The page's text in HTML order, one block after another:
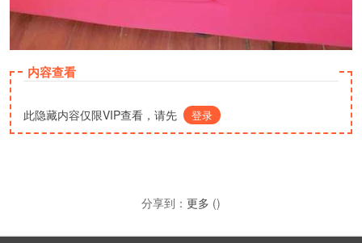
内容查看
此隐藏内容仅限VIP查看，请先 登录
分享到： 更多 ()